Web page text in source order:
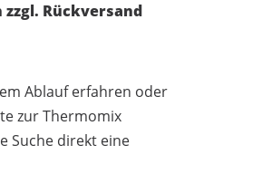
zzgl. Rückversand
Ablauf erfahren oder
zur Thermomix
Suche direkt eine